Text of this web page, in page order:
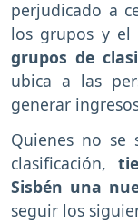
perjudicado a
los grupos y el
grupos de
ubica a las
generar
Quienes no se
clasificación,
Sisbén una
seguir los